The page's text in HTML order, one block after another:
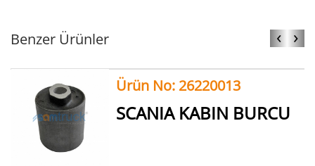
Benzer Ürünler ‹ ›
Ürün No: 26220013
SCANIA KABIN BURCU